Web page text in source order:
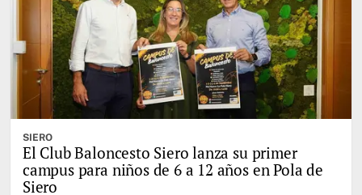
SIERO
El Club Baloncesto Siero lanza su primer
campus para niños de 6 a 12 años en Pola de
Siero